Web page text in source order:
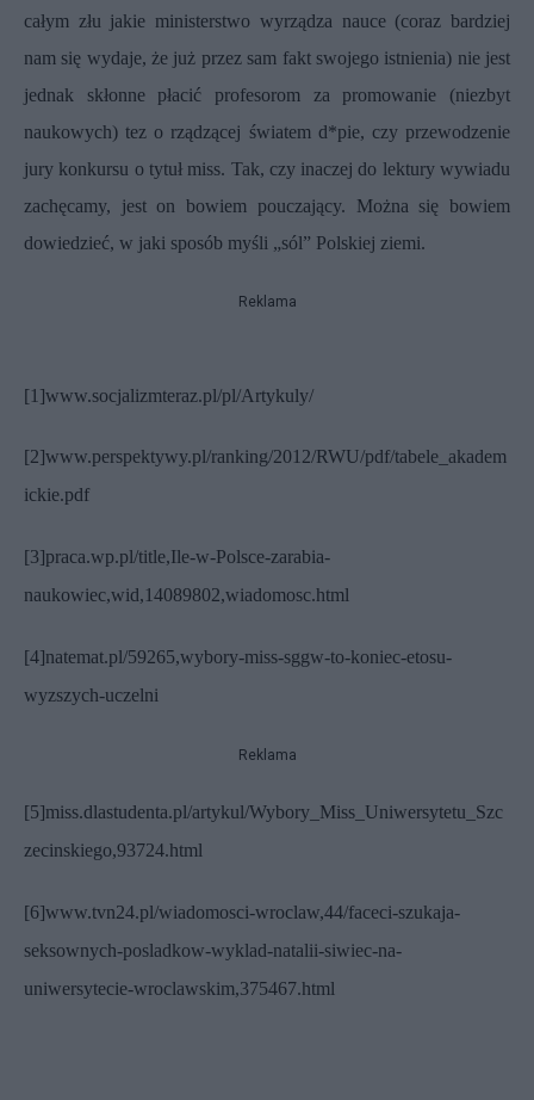
całym złu jakie ministerstwo wyrządza nauce (coraz bardziej
nam się wydaje, że już przez sam fakt swojego istnienia) nie jest
jednak skłonne płacić profesorom za promowanie (niezbyt
naukowych) tez o rządzącej światem d*pie, czy przewodzenie
jury konkursu o tytuł miss. Tak, czy inaczej do lektury wywiadu
zachęcamy, jest on bowiem pouczający. Można się bowiem
dowiedzieć, w jaki sposób myśli „sól” Polskiej ziemi.
Reklama
[1]www.socjalizmteraz.pl/pl/Artykuly/
[2]www.perspektywy.pl/ranking/2012/RWU/pdf/tabele_akadem
ickie.pdf
[3]praca.wp.pl/title,Ile-w-Polsce-zarabia-
naukowiec,wid,14089802,wiadomosc.html
[4]natemat.pl/59265,wybory-miss-sggw-to-koniec-etosu-
wyzszych-uczelni
Reklama
[5]miss.dlastudenta.pl/artykul/Wybory_Miss_Uniwersytetu_Szc
zecinskiego,93724.html
[6]www.tvn24.pl/wiadomosci-wroclaw,44/faceci-szukaja-
seksownych-posladkow-wyklad-natalii-siwiec-na-
uniwersytecie-wroclawskim,375467.html